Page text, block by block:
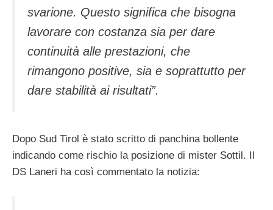
svarione. Questo significa che bisogna
lavorare con costanza sia per dare
continuità alle prestazioni, che
rimangono positive, sia e soprattutto per
dare stabilità ai risultati”.
Dopo Sud Tirol è stato scritto di panchina bollente
indicando come rischio la posizione di mister Sottil. Il
DS Laneri ha così commentato la notizia: